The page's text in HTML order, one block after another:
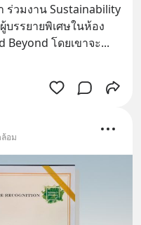
ร่วมงาน Sustainability
บรรยายพิเศษในห้อง
Beyond โดยเขาจะ...
อม